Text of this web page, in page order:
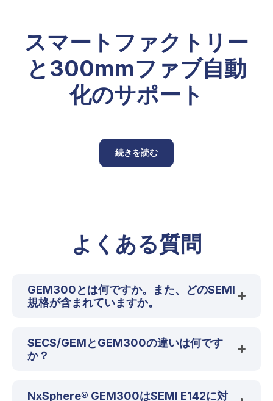
スマートファクトリー
と300mmファブ自動
化のサポート
続きを読む
よくある質問
GEM300とは何ですか。また、どのSEMI
規格が含まれていますか。
SECS/GEMとGEM300の違いは何です
か？
NxSphere® GEM300はSEMI E142に対